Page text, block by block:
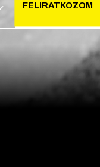
FELIRATKOZOM